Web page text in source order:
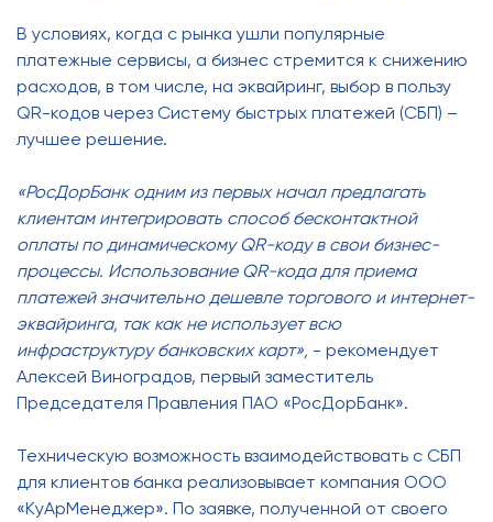
В условиях, когда с рынка ушли популярные
платежные сервисы, а бизнес стремится к снижению
расходов, в том числе, на эквайринг, выбор в пользу
QR-кодов через Систему быстрых платежей (СБП) –
лучшее решение.
«РосДорБанк одним из первых начал предлагать
клиентам интегрировать способ бесконтактной
оплаты по динамическому QR-коду в свои бизнес-
процессы. Использование QR-кода для приема
платежей значительно дешевле торгового и интернет-
эквайринга, так как не использует всю
инфраструктуру банковских карт», - рекомендует
Алексей Виноградов, первый заместитель
Председателя Правления ПАО «РосДорБанк».
Техническую возможность взаимодействовать с СБП
для клиентов банка реализовывает компания ООО
«КуАрМенеджер». По заявке, полученной от своего